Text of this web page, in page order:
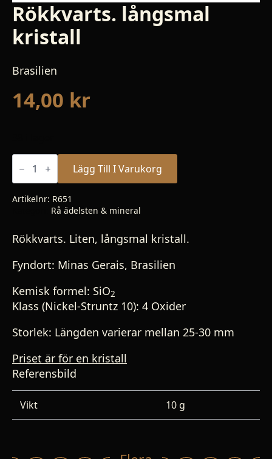
Rökkvarts. långsmal
kristall
Brasilien
14,00 kr
Rökkvarts.
långsmal
mängd
Lägg Till I Varukorg
Artikelnr: R651
Rå ädelsten & mineral
Rökkvarts. Liten, långsmal kristall.
Fyndort: Minas Gerais, Brasilien
Kemisk formel: SiO2
Klass (Nickel-Struntz 10): 4 Oxider
Storlek: Längden varierar mellan 25-30 mm
Priset är för en kristall
Referensbild
Vikt 10 g